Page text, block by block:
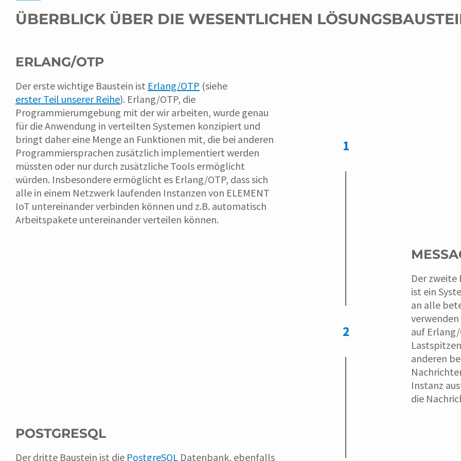
ÜBERBLICK ÜBER DIE WESENTLICHEN
1
ERLANG/OTP
Der erste wichtige Baustein ist Erlang/OTP (siehe
erster Teil unserer Reihe). Erlang/OTP, die
Programmierumgebung mit der wir arbeiten, wurde genau
für die Anwendung in verteilten Systemen konzipiert und
bringt daher eine Menge an Funktionen mit, die bei anderen
Programmiersprachen zusätzlich implementiert werden
müssten oder nur durch zusätzliche Tools ermöglicht
würden. Insbesondere ermöglicht es Erlang/OTP, dass sich
alle in einem Netzwerk laufenden Instanzen von ELEMENT
IoT untereinander verbinden können und z.B. automatisch
Arbeitspakete untereinander verteilen können.
2
Der zweite
ist ein
an alle
auf
anderen
Instanz
die
POSTGRESQL
Der dritte Baustein ist die PostgreSQL Datenbank, ebenfalls